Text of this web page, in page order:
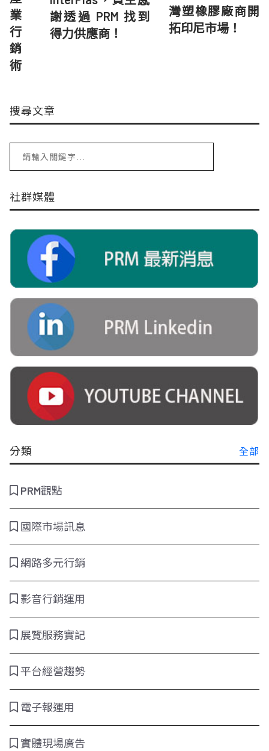
業
行
銷
術
謝透過 PRM 找到
得力供應商！
灣塑橡膠廠商開
拓印尼市場！
搜尋文章
社群媒體
分類 全部
PRM觀點
國際市場訊息
網路多元行銷
影音行銷運用
展覽服務實記
平台經營趨勢
電子報運用
實體現場廣告